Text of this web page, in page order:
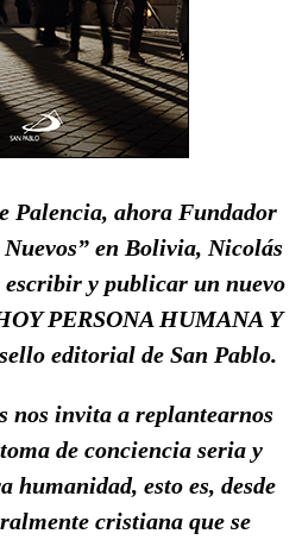
Palencia, ahora Fundador
en Bolivia, Nicolás
escribir y publicar un nuevo
PERSONA HUMANA Y
editorial de San Pablo.
nos invita a replantearnos
de conciencia seria y
humanidad, esto es, desde
cristiana que se